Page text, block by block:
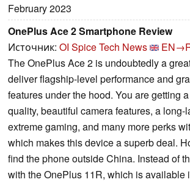
February 2023
OnePlus Ace 2 Smartphone Review
Источник: OI Spice Tech News
The OnePlus Ace 2 is undoubtedly a
deliver flagship-level performance and
features under the hood. You are getting
quality, beautiful camera features, a long-
extreme gaming, and many more perks
which makes this device a superb deal.
find the phone outside China. Instead of
with the OnePlus 11R, which is available